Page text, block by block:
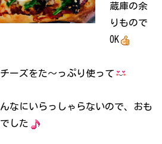
蔵庫の余
りもので
OK
ーズをた～っぷり使って
なにいらっしゃらないので、おも
した